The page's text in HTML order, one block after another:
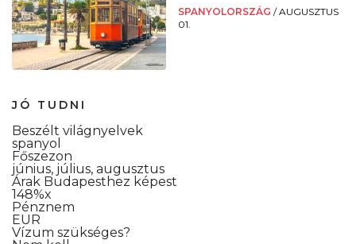
SPANYOLORSZÁG /AUGUSZTUS
01.
JÓ TUDNI
Beszélt világnyelvek
spanyol
Főszezon
június, július, augusztus
Árak Budapesthez képest
148%x
Pénznem
EUR
Vízum szükséges?